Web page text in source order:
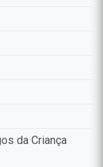
da Criança